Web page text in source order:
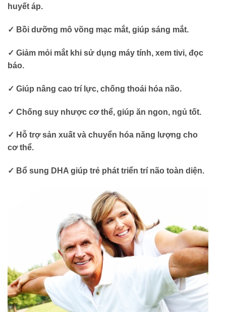
huyết áp.
✓ Bồi dưỡng mô võng mạc mắt, giúp sáng mắt.
✓ Giảm mỏi mắt khi sử dụng máy tính, xem tivi, đọc
báo.
✓ Giúp nâng cao trí lực, chống thoái hóa não.
✓ Chống suy nhược cơ thể, giúp ăn ngon, ngủ tốt.
✓ Hỗ trợ sản xuất và chuyển hóa năng lượng cho
cơ thể.
✓ Bổ sung DHA giúp trẻ phát triển trí não toàn diện.